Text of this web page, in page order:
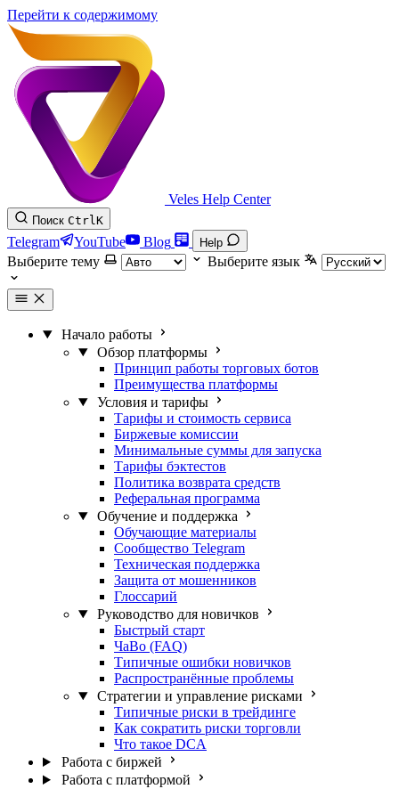
Перейти к содержимому
Veles Help Center
Поиск CtrlK
Telegram YouTube Blog Help
Выберите тему Выберите язык
Начало работы
Обзор платформы
Принцип работы торговых ботов
Преимущества платформы
Условия и тарифы
Тарифы и стоимость сервиса
Биржевые комиссии
Минимальные суммы для запуска
Тарифы бэктестов
Политика возврата средств
Реферальная программа
Обучение и поддержка
Обучающие материалы
Сообщество Telegram
Техническая поддержка
Защита от мошенников
Глоссарий
Руководство для новичков
Быстрый старт
ЧаВо (FAQ)
Типичные ошибки новичков
Распространённые проблемы
Стратегии и управление рисками
Типичные риски в трейдинге
Как сократить риски торговли
Что такое DCA
Работа с биржей
Работа с платформой